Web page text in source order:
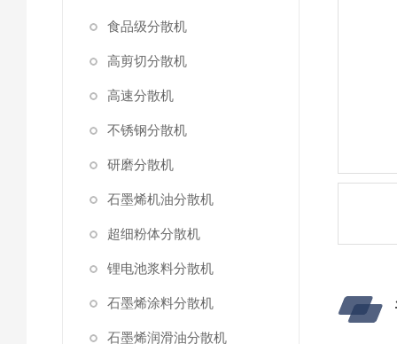
食品级分散机
高剪切分散机
高速分散机
不锈钢分散机
研磨分散机
石墨烯机油分散机
超细粉体分散机
锂电池浆料分散机
石墨烯涂料分散机
石墨烯润滑油分散机